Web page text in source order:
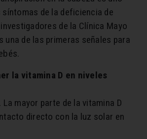
de la deficiencia de
de la Clínica Mayo
una de las primeras señales para
la vitamina D en niveles
La mayor parte de la vitamina D
directo con la luz solar en